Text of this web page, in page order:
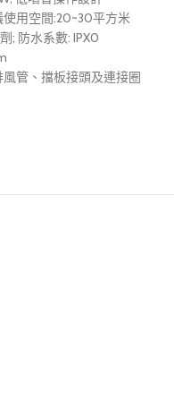
用空間:20~30平方米
; 防水系數: IPX0
管、擋板接頭及連接圈